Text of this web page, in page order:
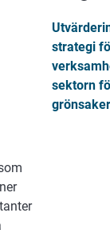
strategi
sektorn
grönsaker